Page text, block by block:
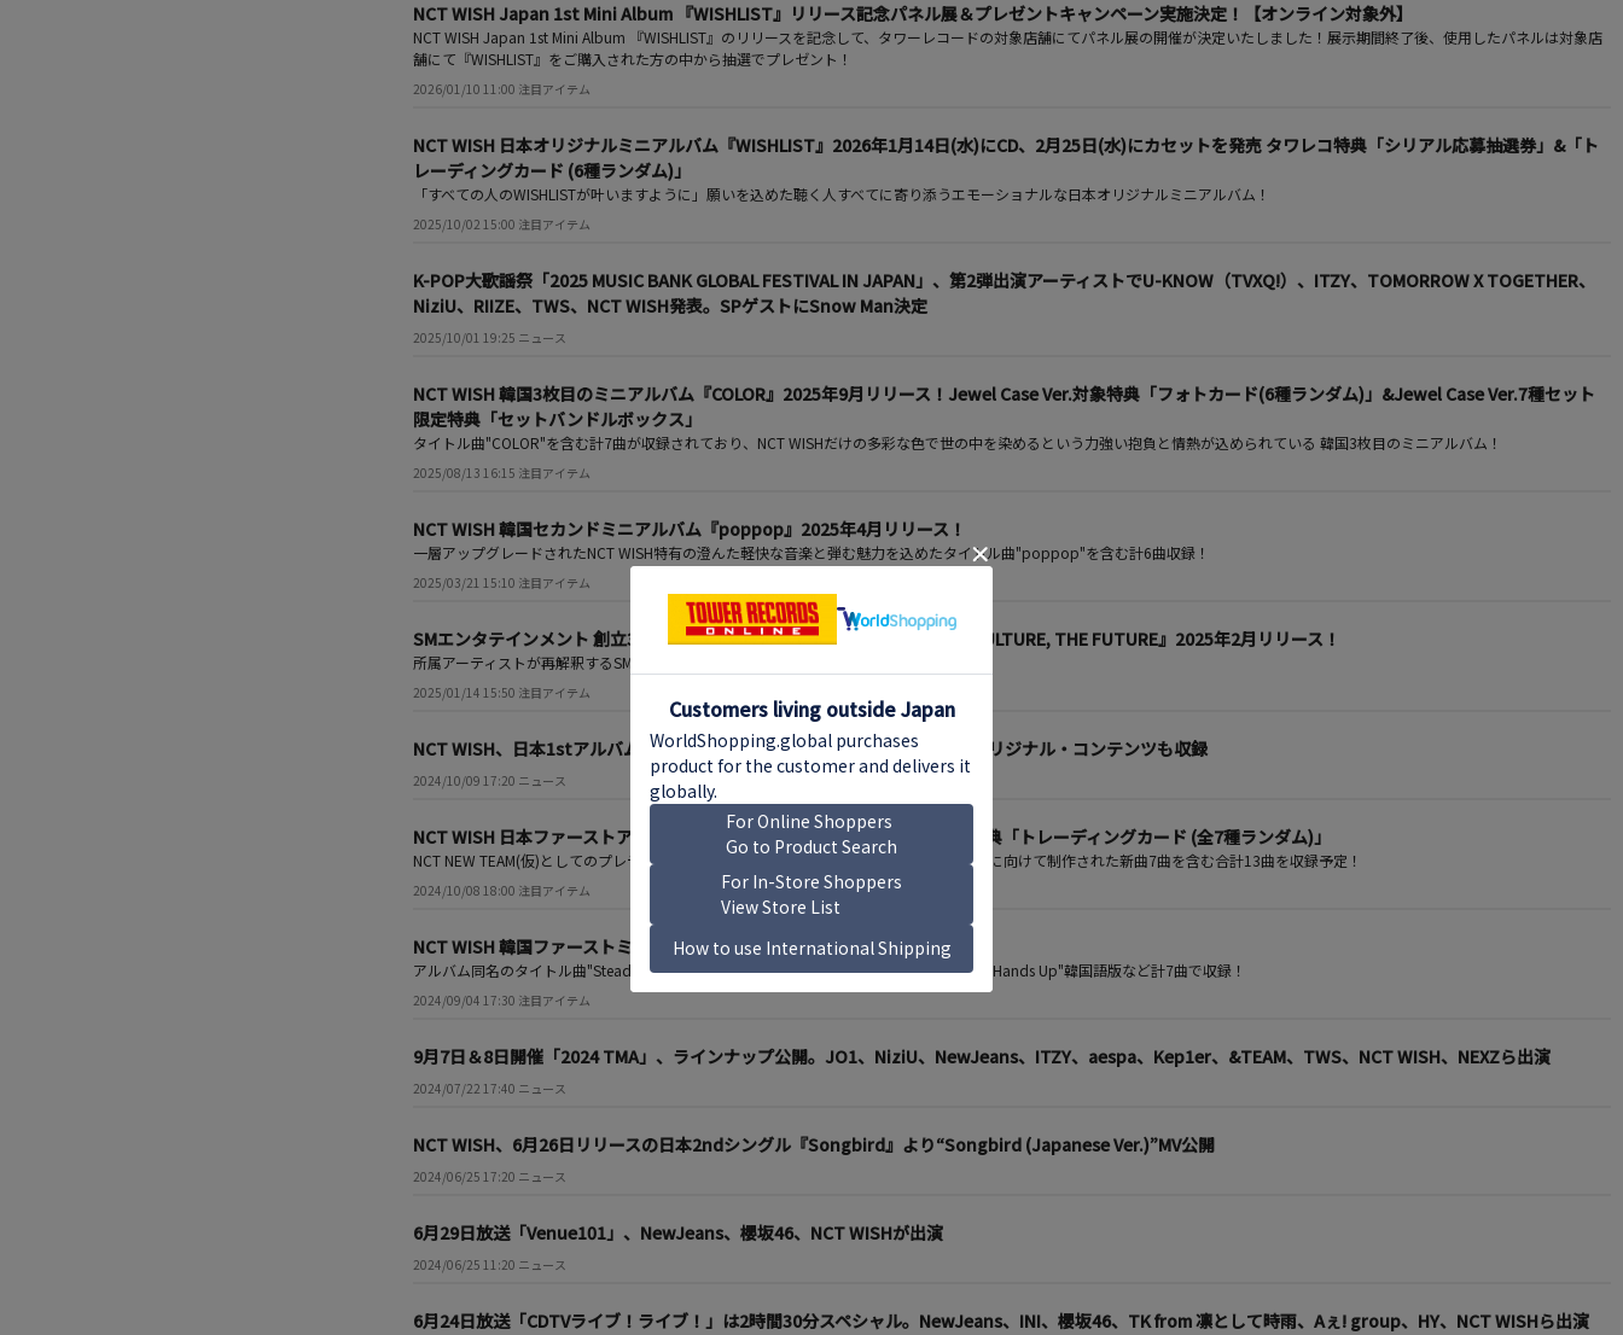
NCT WISH Japan 1st Mini Album 『WISHLIST』リリース記念パネル展＆プレゼントキャンペーン実施決定！【オンライン対象外】
NCT WISH Japan 1st Mini Album 『WISHLIST』のリリースを記念して、タワーレコードの対象店舗にてパネル展の開催が決定いたしました！展示期間終了後、使用したパネルは対象店
舗にて『WISHLIST』をご購入された方の中から抽選でプレゼント！
2026/01/10 11:00 注目アイテム
NCT WISH 日本オリジナルミニアルバム『WISHLIST』2026年1月14日(水)にCD、2月25日(水)にカセットを発売 タワレコ特典「シリアル応募抽選券」&「ト
レーディングカード (6種ランダム)」
「すべての人のWISHLISTが叶いますように」願いを込めた聴く人すべてに寄り添うエモーショナルな日本オリジナルミニアルバム！
2025/10/02 15:00 注目アイテム
K-POP大歌謡祭「2025 MUSIC BANK GLOBAL FESTIVAL IN JAPAN」、第2弾出演アーティストでU-KNOW（TVXQ!）、ITZY、TOMORROW X TOGETHER、
NiziU、RIIZE、TWS、NCT WISH発表。SPゲストにSnow Man決定
2025/10/01 19:25 ニュース
NCT WISH 韓国3枚目のミニアルバム『COLOR』2025年9月リリース！Jewel Case Ver.対象特典「フォトカード(6種ランダム)」&Jewel Case Ver.7種セット
限定特典「セットバンドルボックス」
タイトル曲"COLOR"を含む計7曲が収録されており、NCT WISHだけの多彩な色で世の中を染めるという力強い抱負と情熱が込められている 韓国3枚目のミニアルバム！
2025/08/13 16:15 注目アイテム
NCT WISH 韓国セカンドミニアルバム『poppop』2025年4月リリース！
一層アップグレードされたNCT WISH特有の澄んた軽快な音楽と弾む魅力を込めたタイトル曲"poppop"を含む計6曲収録！
2025/03/21 15:10 注目アイテム
SMエンタテインメント 創立30周年記念アルバム『2025 SMTOWN：THE CULTURE, THE FUTURE』2025年2月リリース！
所属アーティストが再解釈するSM代表ヒット曲！団体曲"Thank You"を含む17曲収録！
2025/01/14 15:50 注目アイテム
NCT WISH、日本1stアルバム『WISHFUL』12月25日リリース決定。日本オリジナル・コンテンツも収録
2024/10/09 17:20 ニュース
NCT WISH 日本ファーストアルバム『WISHFUL』12月25日発売 購入先着特典「トレーディングカード (全7種ランダム)」
NCT NEW TEAM(仮)としてのプレデビュー曲からシングル曲はもちろん、その他アルバムに向けて制作された新曲7曲を含む合計13曲を収録予定！
2024/10/08 18:00 注目アイテム
NCT WISH 韓国ファーストミニアルバム『Steady』2024年9月発売！
アルバム同名のタイトル曲"Steady"をはじめ、先行公開曲"Dunk Shot"、プレデビュー曲"Hands Up"韓国語版など計7曲で収録！
2024/09/04 17:30 注目アイテム
9月7日＆8日開催「2024 TMA」、ラインナップ公開。JO1、NiziU、NewJeans、ITZY、aespa、Kep1er、&TEAM、TWS、NCT WISH、NEXZら出演
2024/07/22 17:40 ニュース
NCT WISH、6月26日リリースの日本2ndシングル『Songbird』より“Songbird (Japanese Ver.)”MV公開
2024/06/25 17:20 ニュース
6月29日放送「Venue101」、NewJeans、櫻坂46、NCT WISHが出演
2024/06/25 11:20 ニュース
6月24日放送「CDTVライブ！ライブ！」は2時間30分スペシャル。NewJeans、INI、櫻坂46、TK from 凛として時雨、Aぇ! group、HY、NCT WISHら出演